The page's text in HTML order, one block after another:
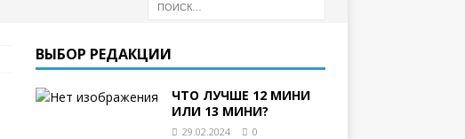
ВЫБОР РЕДАКЦИИ
ЧТО ЛУЧШЕ 12 МИНИ
ИЛИ 13 МИНИ?
29.02.2024 0